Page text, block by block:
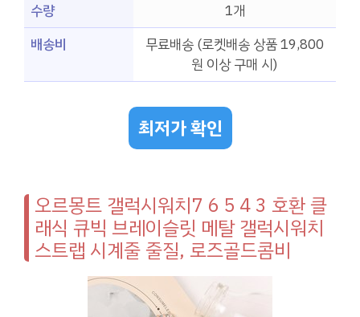
수량
1개
배송비
무료배송 (로켓배송 상품 19,800
원 이상 구매 시)
최저가 확인
오르몽트 갤럭시워치7 6 5 4 3 호환 클
래식 큐빅 브레이슬릿 메탈 갤럭시워치
스트랩 시계줄 줄질, 로즈골드콤비